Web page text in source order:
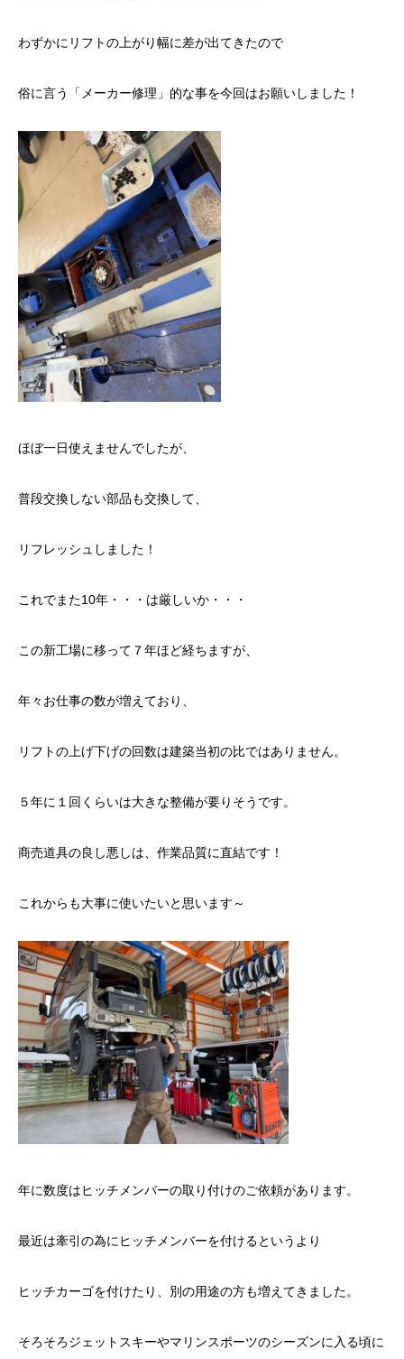
わずかにリフトの上がり幅に差が出てきたので
俗に言う「メーカー修理」的な事を今回はお願いしました！
ほぼ一日使えませんでしたが、
普段交換しない部品も交換して、
リフレッシュしました！
これでまた10年・・・は厳しいか・・・
この新工場に移って７年ほど経ちますが、
年々お仕事の数が増えており、
リフトの上げ下げの回数は建築当初の比ではありません。
５年に１回くらいは大きな整備が要りそうです。
商売道具の良し悪しは、作業品質に直結です！
これからも大事に使いたいと思います～
年に数度はヒッチメンバーの取り付けのご依頼があります。
最近は牽引の為にヒッチメンバーを付けるというより
ヒッチカーゴを付けたり、別の用途の方も増えてきました。
そろそろジェットスキーやマリンスポーツのシーズンに入る頃に